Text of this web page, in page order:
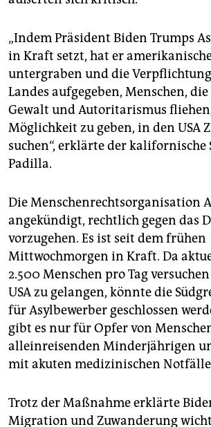
„Indem Präsident Biden Trumps
in Kraft setzt, hat er
untergraben und die
Landes aufgegeben, Menschen,
Gewalt und Autoritarismus
Möglichkeit zu geben, in den USA
suchen“, erklärte der kalifornische
Padilla.
Die Menschenrechtsorganisation
angekündigt, rechtlich gegen das
vorzugehen. Es ist seit dem frühen
Mittwochmorgen in Kraft. Da
2.500 Menschen pro Tag
USA zu gelangen, könnte die
für Asylbewerber geschlossen
gibt es nur für Opfer von
alleinreisenden Minderjährigen
mit akuten medizinischen
Trotz der Maßnahme erklärte
Migration und Zuwanderung